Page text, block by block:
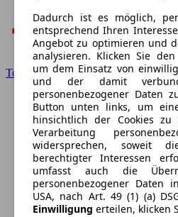
Toyota
Dadurch ist es möglich,
entsprechend Ihren
Angebot zu optimieren und
analysieren. Klicken Sie
um dem Einsatz von
und der damit
personenbezogener Daten
Button unten links, um
hinsichtlich der Cookies
Verarbeitung
widersprechen, soweit
berechtigter Interessen
umfasst auch die
personenbezogener Daten
USA, nach Art. 49 (1) (a)
Einwilligung erteilen, klicken